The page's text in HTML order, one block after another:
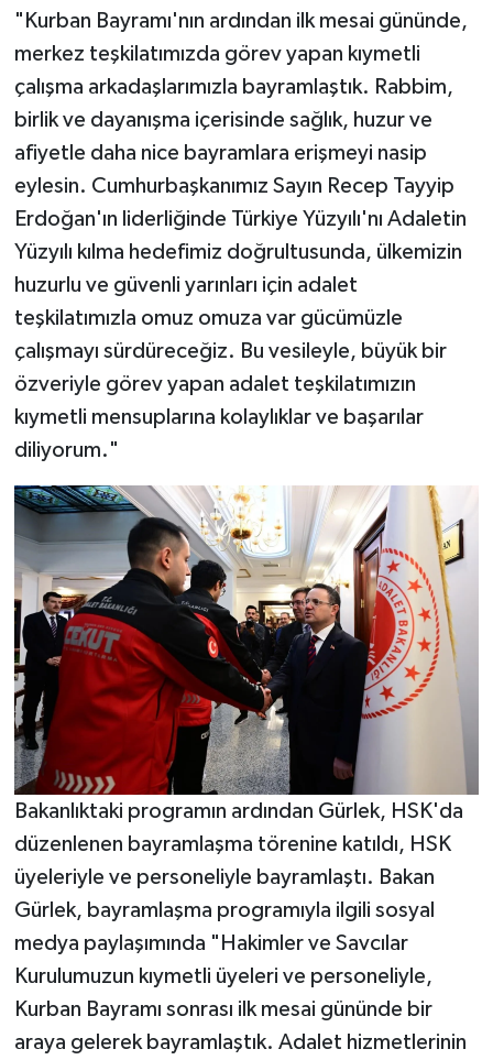
"Kurban Bayramı'nın ardından ilk mesai gününde,
merkez teşkilatımızda görev yapan kıymetli
çalışma arkadaşlarımızla bayramlaştık. Rabbim,
birlik ve dayanışma içerisinde sağlık, huzur ve
afiyetle daha nice bayramlara erişmeyi nasip
eylesin. Cumhurbaşkanımız Sayın Recep Tayyip
Erdoğan'ın liderliğinde Türkiye Yüzyılı'nı Adaletin
Yüzyılı kılma hedefimiz doğrultusunda, ülkemizin
huzurlu ve güvenli yarınları için adalet
teşkilatımızla omuz omuza var gücümüzle
çalışmayı sürdüreceğiz. Bu vesileyle, büyük bir
özveriyle görev yapan adalet teşkilatımızın
kıymetli mensuplarına kolaylıklar ve başarılar
diliyorum."
Bakanlıktaki programın ardından Gürlek, HSK'da
düzenlenen bayramlaşma törenine katıldı, HSK
üyeleriyle ve personeliyle bayramlaştı. Bakan
Gürlek, bayramlaşma programıyla ilgili sosyal
medya paylaşımında "Hakimler ve Savcılar
Kurulumuzun kıymetli üyeleri ve personeliyle,
Kurban Bayramı sonrası ilk mesai gününde bir
araya gelerek bayramlaştık. Adalet hizmetlerinin